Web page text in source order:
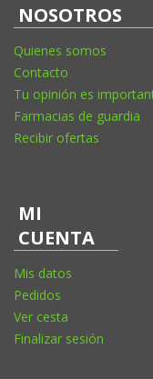
NOSOTROS
Quienes somos
Contacto
Tu opinión es
Farmacias de guardia
Recibir ofertas
MI
CUENTA
Mis datos
Pedidos
Ver cesta
Finalizar sesión